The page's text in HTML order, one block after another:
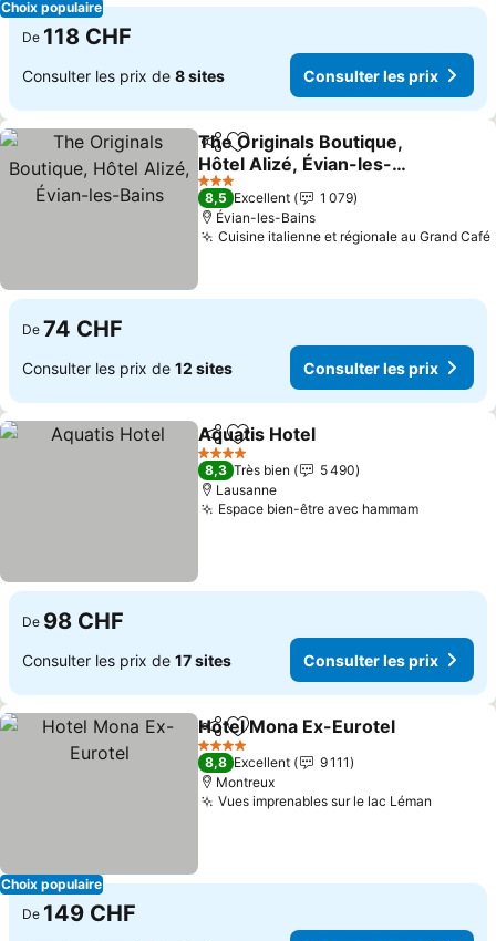
Choix populaire
De 118 CHF
Consulter les prix de 8 sites Consulter les prix
PartagerAjouter à mes favoris
The Originals Boutique,
Hôtel Alizé, Évian-les-
Bains
3 Étoiles
8,5 Excellent
1 079
Évian-les-Bains
Cuisine italienne et régionale au Grand Café
De 74 CHF
Consulter les prix de 12 sites Consulter les prix
PartagerAjouter à mes favoris
Aquatis Hotel
4 Étoiles
8,3 Très bien
5 490
Lausanne
Espace bien-être avec hammam
De 98 CHF
Consulter les prix de 17 sites Consulter les prix
Choix populaire
PartagerAjouter à mes favoris
Hotel Mona Ex-Eurotel
4 Étoiles
8,8 Excellent
9 111
Montreux
Vues imprenables sur le lac Léman
De 149 CHF